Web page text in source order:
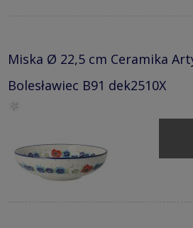
Miska Ø 22,5 cm Ceramika
Bolesławiec B91 dek2510X